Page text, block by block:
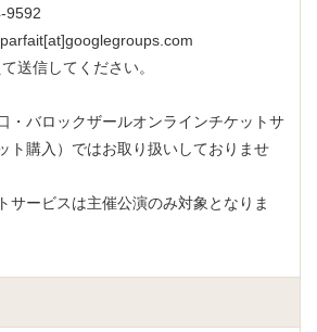
送信してください。
・バロックザールオンラインチケットサ
ト購入）ではお取り扱いしておりませ
サービスは主催公演のみ対象となりま